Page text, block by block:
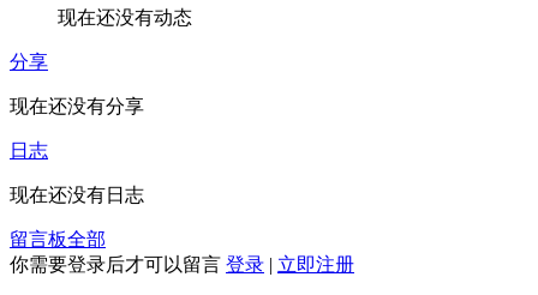
现在还没有动态
分享
现在还没有分享
日志
现在还没有日志
留言板全部
你需要登录后才可以留言 登录 | 立即注册